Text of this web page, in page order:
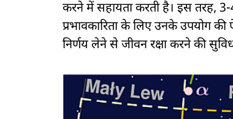
करने में सहायता करती है। इस तरह, 3-
प्रभावकारिता के लिए उनके उपयोग
निर्णय लेने से जीवन रक्षा करने की